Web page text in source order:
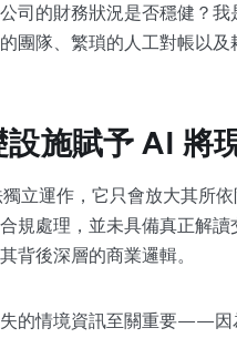
司的財務狀況是否穩健？
團隊、繁瑣的人工對帳以及
設施賦予 AI 將
立運作，它只會放大其所
規處理，並未具備真正解
背後深層的商業邏輯。
的情境資訊至關重要——因